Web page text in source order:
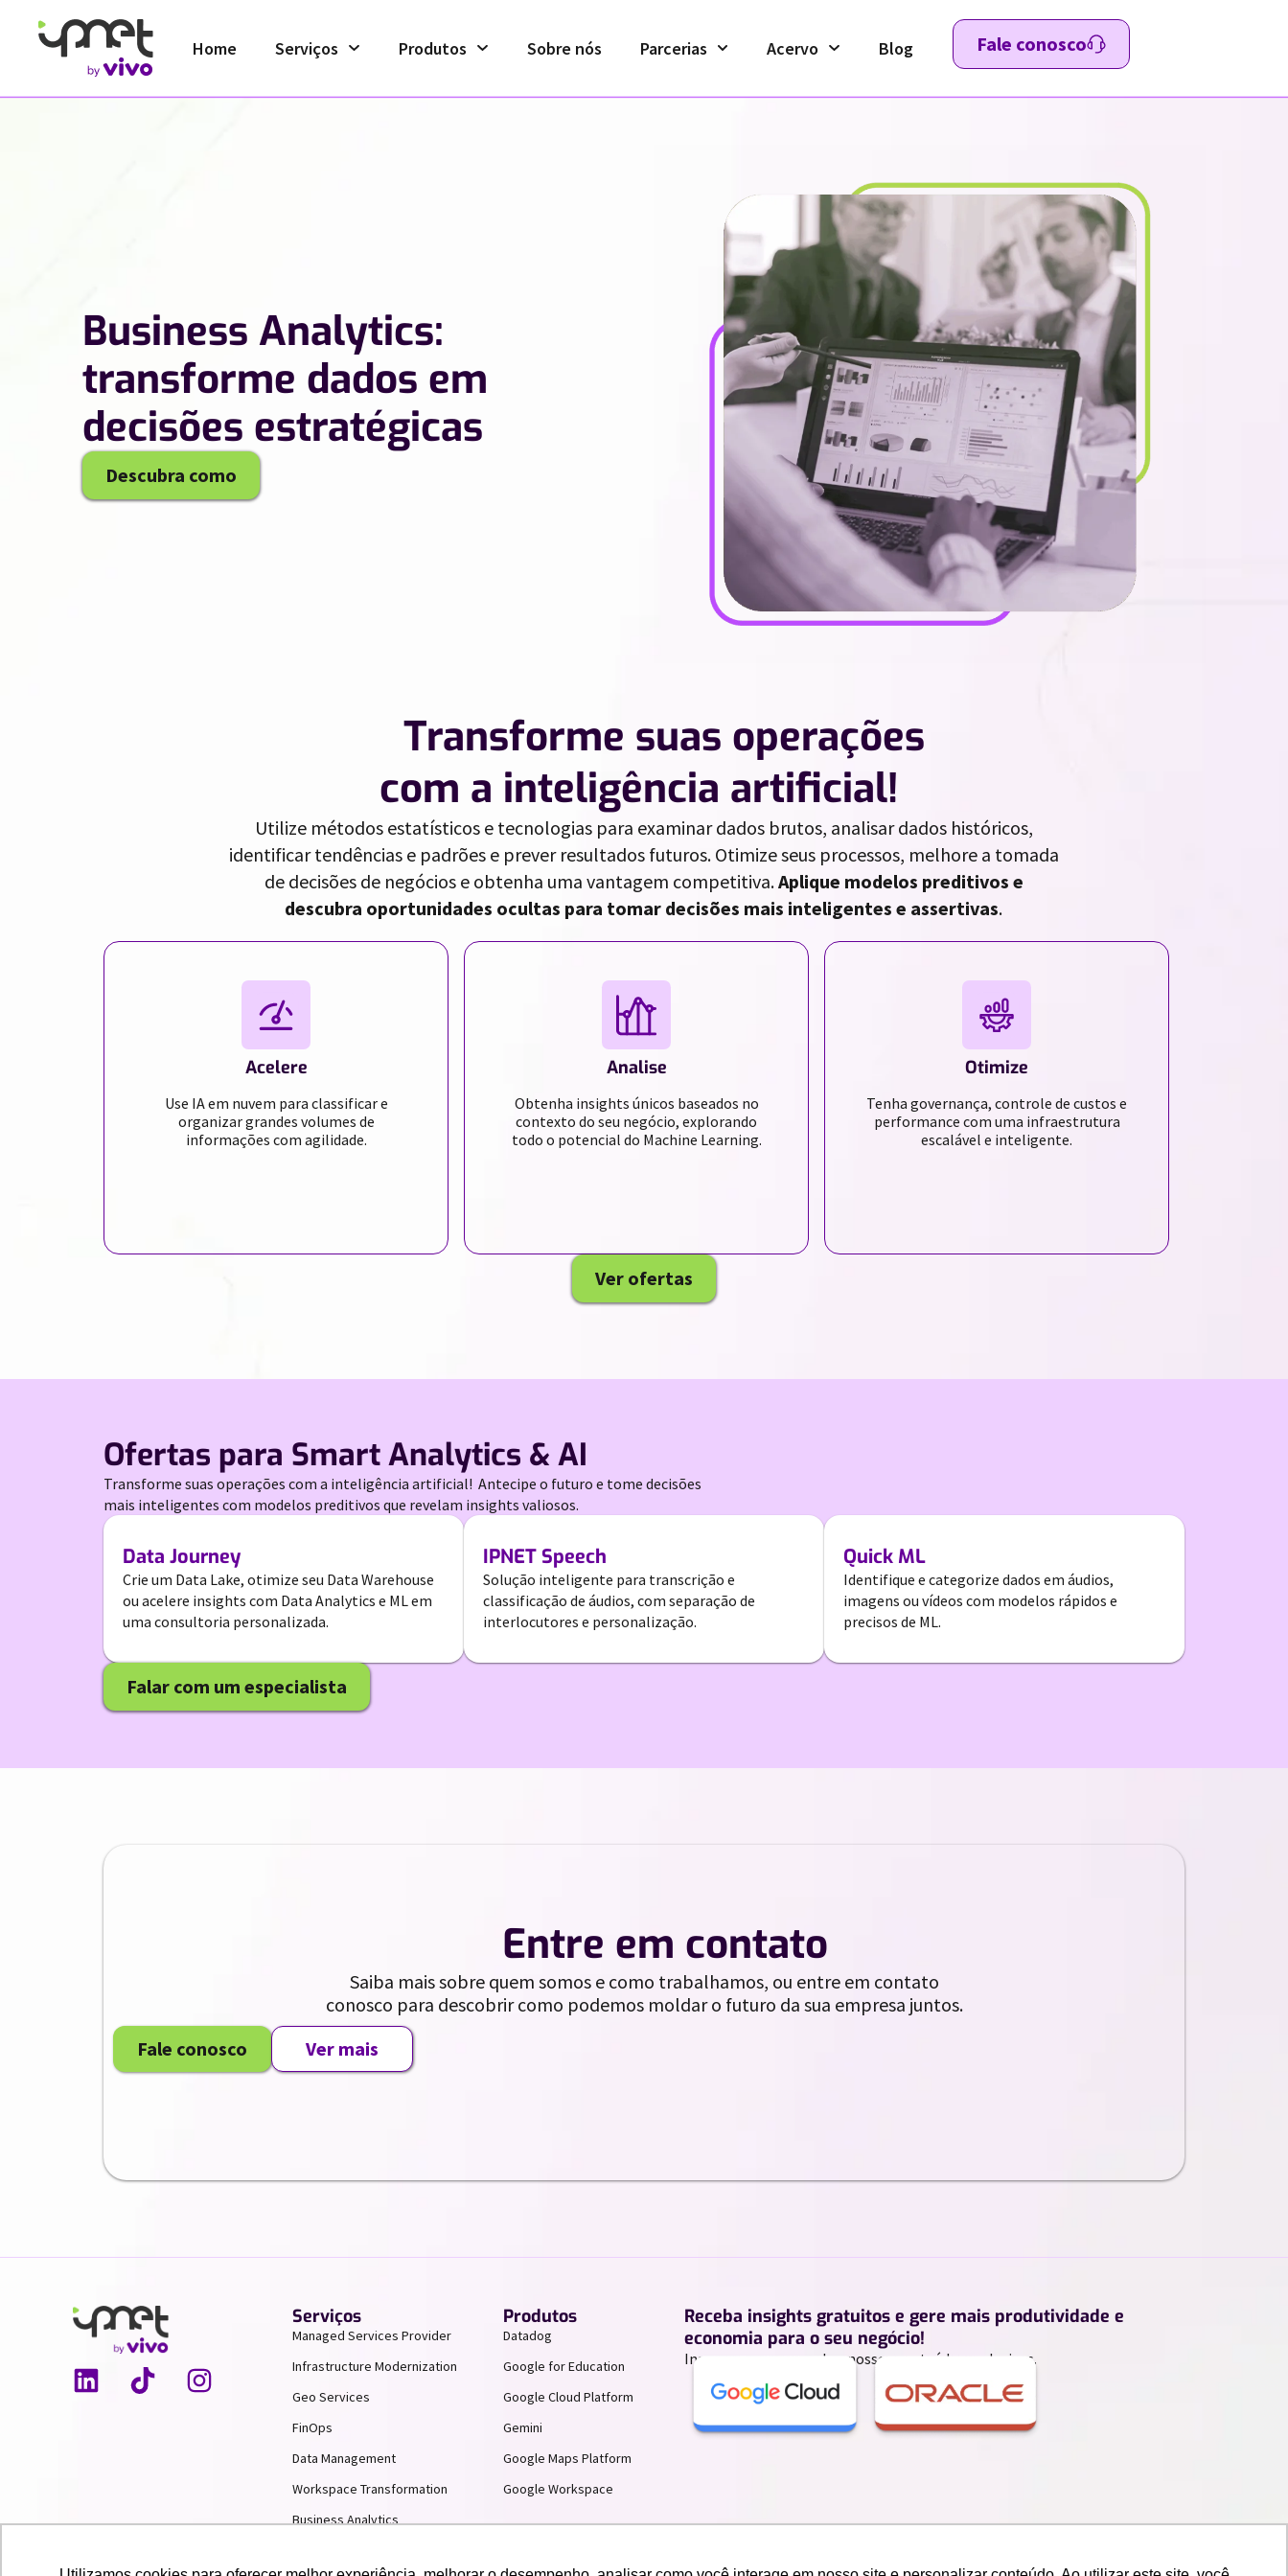
Home Serviços Produtos Sobre nós Parcerias Acervo Blog Fale conosco
Business Analytics:
transforme dados em
decisões estratégicas
Descubra como
//Transforme suas operações
com a inteligência artificial!
Utilize métodos estatísticos e tecnologias para examinar dados brutos, analisar dados históricos,
identificar tendências e padrões e prever resultados futuros. Otimize seus processos, melhore a tomada
de decisões de negócios e obtenha uma vantagem competitiva.Aplique modelos preditivos e
descubra oportunidades ocultas para tomar decisões mais inteligentes e assertivas.
Acelere
Use IA em nuvem para classificar e
organizar grandes volumes de
informações com agilidade.
Analise
Obtenha insights únicos baseados no
contexto do seu negócio, explorando
todo o potencial do Machine Learning.
Otimize
Tenha governança, controle de custos e
performance com uma infraestrutura
escalável e inteligente.
Ver ofertas
Ofertas para Smart Analytics & AI
Transforme suas operações com a inteligência artificial! Antecipe o futuro e tome decisões
mais inteligentes com modelos preditivos que revelam insights valiosos.
Data Journey
Crie um Data Lake, otimize seu Data Warehouse
ou acelere insights com Data Analytics e ML em
uma consultoria personalizada.
IPNET Speech
Solução inteligente para transcrição e
classificação de áudios, com separação de
interlocutores e personalização.
Quick ML
Identifique e categorize dados em áudios,
imagens ou vídeos com modelos rápidos e
precisos de ML.
Falar com um especialista
Entre em contato
Saiba mais sobre quem somos e como trabalhamos, ou entre em contato
conosco para descobrir como podemos moldar o futuro da sua empresa juntos.
Fale conosco
Ver mais
Serviços
Managed Services Provider
Infrastructure Modernization
Geo Services
FinOps
Data Management
Workspace Transformation
Business Analytics
Produtos
Datadog
Google for Education
Google Cloud Platform
Gemini
Google Maps Platform
Google Workspace
Receba insights gratuitos e gere mais produtividade e
economia para o seu negócio!
Inscreva-se para receber nossos conteúdos exclusivos.